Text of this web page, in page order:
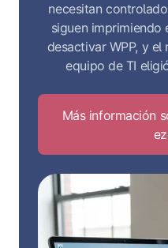
necesitan
siguen imprimiendo
desactivar WPP, y
equipo de TI
Más información